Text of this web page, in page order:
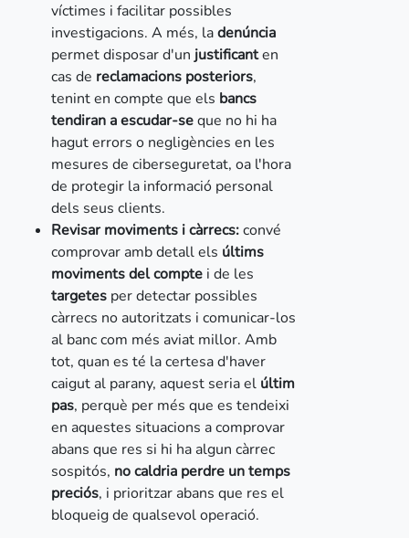
víctimes i facilitar possibles
investigacions. A més, ladenúncia
permet disposar d'un justificanten
cas de reclamacions posteriors,
tenint en compte que els bancs
tendiran a escudar-seque no hi ha
hagut errors o negligències en les
mesures de ciberseguretat, oa l'hora
de protegir la informació personal
dels seus clients.
Revisar moviments i càrrecs:convé
comprovar amb detall els últims
moviments del compte i de les
targetes per detectar possibles
càrrecs no autoritzats i comunicar-los
al banc com més aviat millor. Amb
tot, quan es té la certesa d'haver
caigut al parany, aquest seria el últim
pas, perquè per més que es tendeixi
en aquestes situacions a comprovar
abans que res si hi ha algun càrrec
sospitós, no caldria perdre un temps
preciós, i prioritzar abans que res el
bloqueig de qualsevol operació.